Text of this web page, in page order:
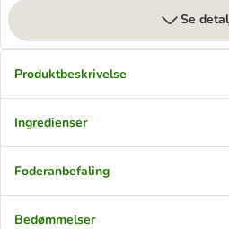
Se
Produktbeskrivelse
Ingredienser
Foderanbefaling
Bedømmelser